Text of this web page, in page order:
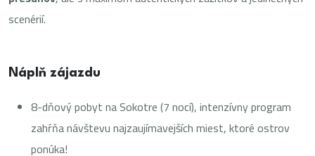
scenérií.
Náplň zájazdu
8-dňový pobyt na Sokotre (7 nocí), intenzívny program
zahŕňa návštevu najzaujímavejších miest, ktoré ostrov
ponúka!